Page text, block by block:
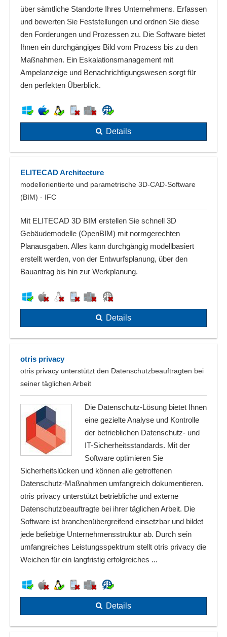
über sämtliche Standorte Ihres Unternehmens. Erfassen
und bewerten Sie Feststellungen und ordnen Sie diese
den Forderungen und Prozessen zu. Die Software bietet
Ihnen ein durchgängiges Bild vom Prozess bis zu den
Maßnahmen. Ein Eskalationsmanagement mit
Ampelanzeige und Benachrichtigungswesen sorgt für
den perfekten Überblick.
Details
ELITECAD Architecture
modellorientierte und parametrische 3D-CAD-Software
(BIM) - IFC
Mit ELITECAD 3D BIM erstellen Sie schnell 3D
Gebäudemodelle (OpenBIM) mit normgerechten
Planausgaben. Alles kann durchgängig modellbasiert
erstellt werden, von der Entwurfsplanung, über den
Bauantrag bis hin zur Werkplanung.
Details
otris privacy
otris privacy unterstützt den Datenschutzbeauftragten bei
seiner täglichen Arbeit
Die Datenschutz-Lösung bietet Ihnen
eine gezielte Analyse und Kontrolle
der betrieblichen Datenschutz- und
IT-Sicherheitsstandards. Mit der
Software optimieren Sie
Sicherheitslücken und können alle getroffenen
Datenschutz-Maßnahmen umfangreich dokumentieren.
otris privacy unterstützt betriebliche und externe
Datenschutzbeauftragte bei ihrer täglichen Arbeit. Die
Software ist branchenübergreifend einsetzbar und bildet
jede beliebige Unternehmensstruktur ab. Durch sein
umfangreiches Leistungsspektrum stellt otris privacy die
Weichen für ein langfristig erfolgreiches ...
Details